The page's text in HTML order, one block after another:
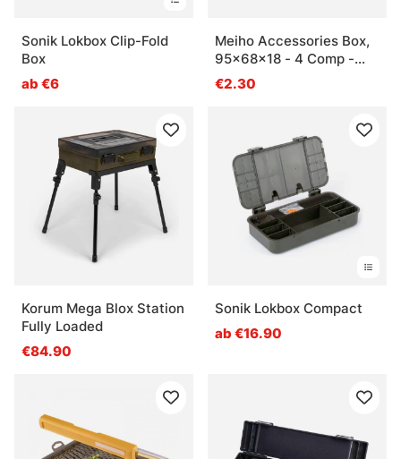
Sonik Lokbox Clip-Fold
Box
ab €6
Meiho Accessories Box,
95x68x18 - 4 Comp -
Clear
€2.30
Korum Mega Blox Station
Fully Loaded
€84.90
Sonik Lokbox Compact
ab €16.90